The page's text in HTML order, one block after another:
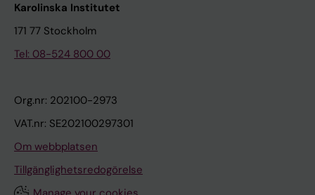
Karolinska Institutet
171 77 Stockholm
Tel: 08-524 800 00
Org.nr: 202100-2973
VAT.nr: SE202100297301
Om webbplatsen
Tillgänglighetsredogörelse